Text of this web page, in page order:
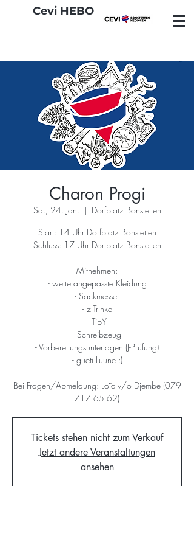
Cevi HEBO
Charon Progi
Sa., 24. Jan.
  |
Dorfplatz Bonstetten
Start: 14 Uhr Dorfplatz Bonstetten
Schluss: 17 Uhr Dorfplatz Bonstetten
Mitnehmen:
- wetterangepasste Kleidung
- Sackmesser
- z'Trinke
- TipY
- Schreibzeug
- Vorbereitungsunterlagen (J-Prüfung)
- gueti Luune :)
Bei Fragen/Abmeldung: Loïc v/o Djembe (079
717 65 62)
Tickets stehen nicht zum Verkauf
Jetzt andere Veranstaltungen
ansehen